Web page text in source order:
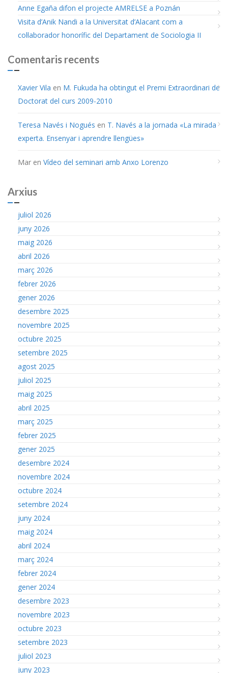
Anne Egaña difon el projecte AMRELSE a Poznán
Visita d’Anik Nandi a la Universitat d’Alacant com a
col·laborador honorífic del Departament de Sociologia II
Comentaris recents
Xavier Vila en M. Fukuda ha obtingut el Premi Extraordinari de
Doctorat del curs 2009-2010
Teresa Navés i Nogués en T. Navés a la jornada «La mirada
experta. Ensenyar i aprendre llengües»
Mar en Vídeo del seminari amb Anxo Lorenzo
Arxius
juliol 2026
juny 2026
maig 2026
abril 2026
març 2026
febrer 2026
gener 2026
desembre 2025
novembre 2025
octubre 2025
setembre 2025
agost 2025
juliol 2025
maig 2025
abril 2025
març 2025
febrer 2025
gener 2025
desembre 2024
novembre 2024
octubre 2024
setembre 2024
juny 2024
maig 2024
abril 2024
març 2024
febrer 2024
gener 2024
desembre 2023
novembre 2023
octubre 2023
setembre 2023
juliol 2023
juny 2023